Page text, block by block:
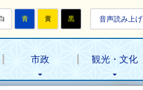
青 黄 黒 音声読み上げ
市政 観光・文化